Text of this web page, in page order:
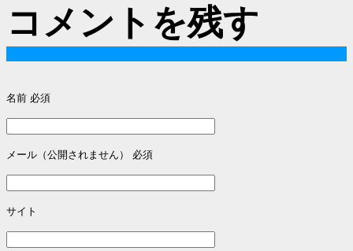
稿
ナ
ビ
ゲ
ー
コメントを残す
名前 必須
メール（公開されません） 必須
サイト